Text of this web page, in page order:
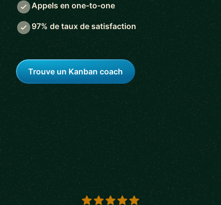
Appels en one-to-one
97% de taux de satisfaction
Trouve un Kanban coach
5 out of 5 stars